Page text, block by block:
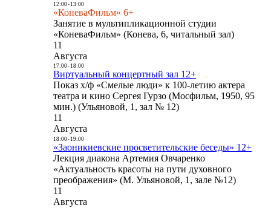
12:00- 13:00
«КоневаФильм» 6+
Занятие в мультипликационной студии
«КоневаФильм» (Конева, 6, читальный зал)
11
Августа
17:00- 18:00
Виртуальный концертный зал 12+
Показ х/ф «Смелые люди» к 100-летию актера
театра и кино Сергея Гурзо (Мосфильм, 1950, 95
мин.) (Ульяновой, 1, зал № 12)
11
Августа
18:00- 19:00
«Заоникиевские просветительские беседы» 12+
Лекция диакона Артемия Овчаренко
«Актуальность красоты на пути духовного
преображения» (М. Ульяновой, 1, зале №12)
11
Августа